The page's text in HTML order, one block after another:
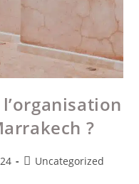
?
Uncategorized